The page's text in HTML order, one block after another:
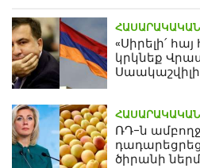
ՀԱՍԱՐԱԿԱԿԱՆ
«Սիրելի՛
կրկնեք
Սաակաշվիլի
ՀԱՍԱՐԱԿԱԿԱՆ
ՌԴ-ն
ծիրանի